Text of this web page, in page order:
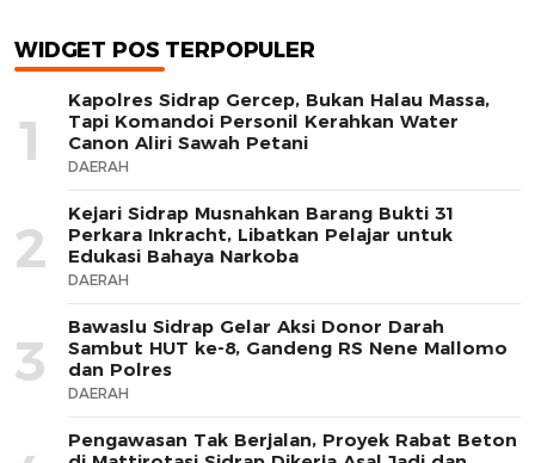
WIDGET POS TERPOPULER
1
Kapolres Sidrap Gercep, Bukan Halau Massa,
Tapi Komandoi Personil Kerahkan Water
Canon Aliri Sawah Petani
DAERAH
2
Kejari Sidrap Musnahkan Barang Bukti 31
Perkara Inkracht, Libatkan Pelajar untuk
Edukasi Bahaya Narkoba
DAERAH
3
Bawaslu Sidrap Gelar Aksi Donor Darah
Sambut HUT ke-8, Gandeng RS Nene Mallomo
dan Polres
DAERAH
Pengawasan Tak Berjalan, Proyek Rabat Beton